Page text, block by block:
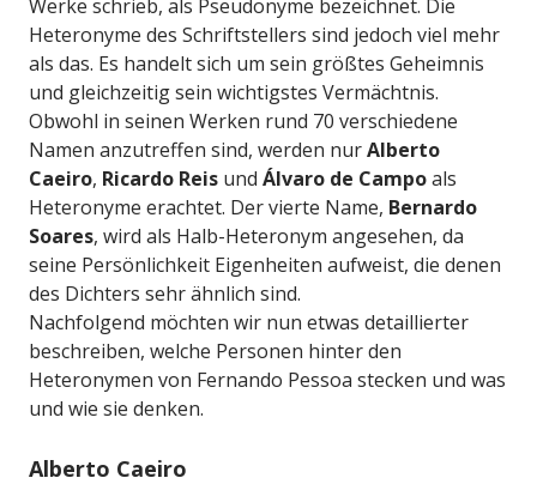
Werke schrieb, als Pseudonyme bezeichnet. Die
Heteronyme des Schriftstellers sind jedoch viel mehr
als das. Es handelt sich um sein größtes Geheimnis
und gleichzeitig sein wichtigstes Vermächtnis.
Obwohl in seinen Werken rund 70 verschiedene
Namen anzutreffen sind, werden nurAlberto
Caeiro, Ricardo Reis und Álvaro de Campoals
Heteronyme erachtet. Der vierte Name, Bernardo
Soares, wird als Halb-Heteronym angesehen, da
seine Persönlichkeit Eigenheiten aufweist, die denen
des Dichters sehr ähnlich sind.
Nachfolgend möchten wir nun etwas detaillierter
beschreiben, welche Personen hinter den
Heteronymen von Fernando Pessoa stecken und was
und wie sie denken.
Alberto Caeiro